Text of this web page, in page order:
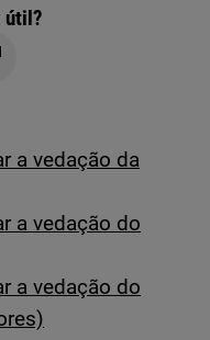
útil?
a vedação da
a vedação do
a vedação do